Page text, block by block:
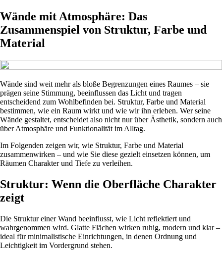
Wände mit Atmosphäre: Das
Zusammenspiel von Struktur, Farbe und
Material
Wände sind weit mehr als bloße Begrenzungen eines Raumes – sie
prägen seine Stimmung, beeinflussen das Licht und tragen
entscheidend zum Wohlbefinden bei. Struktur, Farbe und Material
bestimmen, wie ein Raum wirkt und wie wir ihn erleben. Wer seine
Wände gestaltet, entscheidet also nicht nur über Ästhetik, sondern auch
über Atmosphäre und Funktionalität im Alltag.
Im Folgenden zeigen wir, wie Struktur, Farbe und Material
zusammenwirken – und wie Sie diese gezielt einsetzen können, um
Räumen Charakter und Tiefe zu verleihen.
Struktur: Wenn die Oberfläche Charakter
zeigt
Die Struktur einer Wand beeinflusst, wie Licht reflektiert und
wahrgenommen wird. Glatte Flächen wirken ruhig, modern und klar –
ideal für minimalistische Einrichtungen, in denen Ordnung und
Leichtigkeit im Vordergrund stehen.